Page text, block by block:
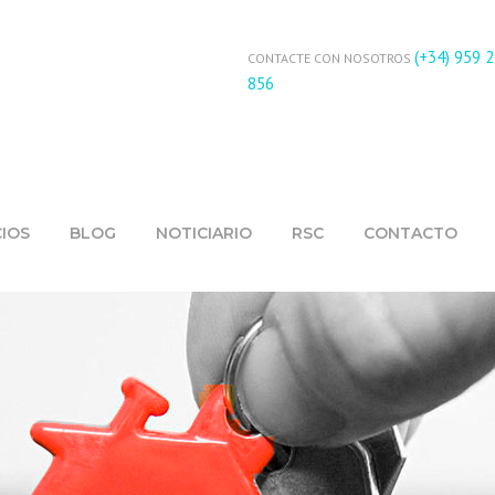
CONTACTE CON NOSOTROS (+34) 959
856
BLOG NOTICIARIO RSC CONTACTO